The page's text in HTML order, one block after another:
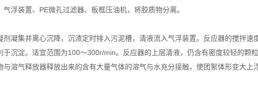
浮装置、PE微孔过滤器、板框压油机，将胶质物分离。
凝集并离心沉降，沉渣定时排入污泥槽，清液流入气浮装置。反应器的搅拌速
沉淀。适宜范围为100～300r/min。反应器的上层清液，仍含有密度较轻的颗
与溶气释放器释放出来的含有大量气体的溶气与水充分接触，使团絮体形变大上